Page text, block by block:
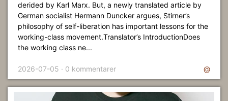
derided by Karl Marx. But, a newly translated article by
German socialist Hermann Duncker argues, Stirner’s
philosophy of self-liberation has important lessons for the
working-class movement.Translator’s IntroductionDoes
the working class ne...
2026-07-05 · 0 kommentarer @